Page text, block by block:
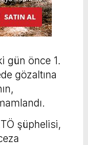
gün önce 1.
gözaltına
şüphelisi,